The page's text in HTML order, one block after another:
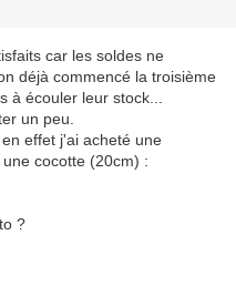
car les soldes ne
déjà commencé la troisième
à écouler leur stock...
un peu.
effet j'ai acheté une
cocotte (20cm) :
?